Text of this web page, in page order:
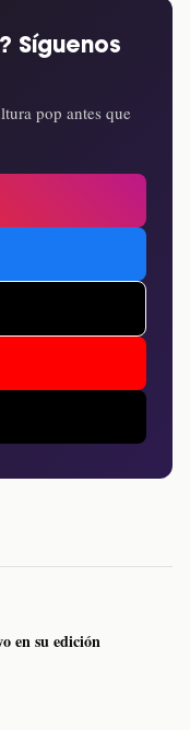
Síguenos
pop antes que
en su edición